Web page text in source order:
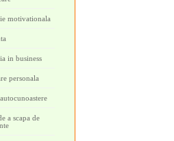
motivationala
in business
personala
a scapa de